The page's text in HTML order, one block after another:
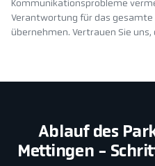
Kommunikationsprobleme
Verantwortung für das
übernehmen. Vertrauen Sie
Ablauf des
Mettingen -